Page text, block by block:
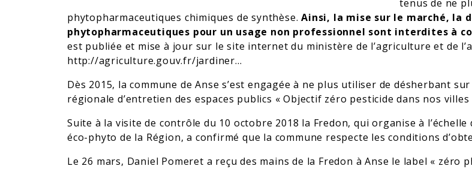
tenus de ne
phytopharmaceutiques chimiques de synthèse.Ainsi, la mise sur le marché, la
phytopharmaceutiques pour un usage non professionnel sont interdites à
est publiée et mise à jour sur le site internet du ministère de l’agriculture et de
http://agriculture.gouv.fr/jardiner...
Dès 2015, la commune de Anse s’est engagée à ne plus utiliser de désherbant
régionale d’entretien des espaces publics « Objectif zéro pesticide dans nos villes
Suite à la visite de contrôle du 10 octobre 2018 la Fredon, qui organise à
éco-phyto de la Région, a confirmé que la commune respecte les conditions
Le 26 mars, Daniel Pomeret a reçu des mains de la Fredon à Anse le label « zéro